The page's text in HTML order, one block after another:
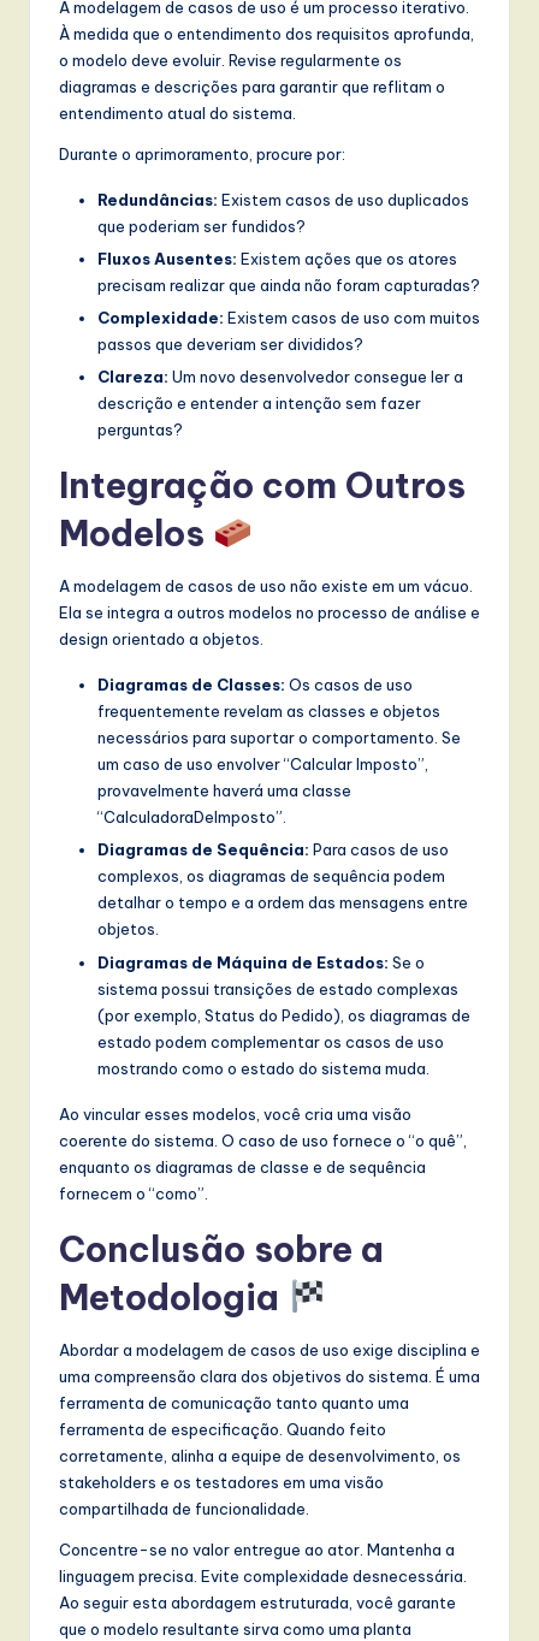
A modelagem de casos de uso é um processo iterativo.
À medida que o entendimento dos requisitos aprofunda,
o modelo deve evoluir. Revise regularmente os
diagramas e descrições para garantir que reflitam o
entendimento atual do sistema.
Durante o aprimoramento, procure por:
Redundâncias: Existem casos de uso duplicados
que poderiam ser fundidos?
Fluxos Ausentes: Existem ações que os atores
precisam realizar que ainda não foram capturadas?
Complexidade: Existem casos de uso com muitos
passos que deveriam ser divididos?
Clareza: Um novo desenvolvedor consegue ler a
descrição e entender a intenção sem fazer
perguntas?
Integração com Outros
Modelos
A modelagem de casos de uso não existe em um vácuo.
Ela se integra a outros modelos no processo de análise e
design orientado a objetos.
Diagramas de Classes: Os casos de uso
frequentemente revelam as classes e objetos
necessários para suportar o comportamento. Se
um caso de uso envolver “Calcular Imposto”,
provavelmente haverá uma classe
“CalculadoraDeImposto”.
Diagramas de Sequência: Para casos de uso
complexos, os diagramas de sequência podem
detalhar o tempo e a ordem das mensagens entre
objetos.
Diagramas de Máquina de Estados: Se o
sistema possui transições de estado complexas
(por exemplo, Status do Pedido), os diagramas de
estado podem complementar os casos de uso
mostrando como o estado do sistema muda.
Ao vincular esses modelos, você cria uma visão
coerente do sistema. O caso de uso fornece o “o quê”,
enquanto os diagramas de classe e de sequência
fornecem o “como”.
Conclusão sobre a
Metodologia
Abordar a modelagem de casos de uso exige disciplina e
uma compreensão clara dos objetivos do sistema. É uma
ferramenta de comunicação tanto quanto uma
ferramenta de especificação. Quando feito
corretamente, alinha a equipe de desenvolvimento, os
stakeholders e os testadores em uma visão
compartilhada de funcionalidade.
Concentre-se no valor entregue ao ator. Mantenha a
linguagem precisa. Evite complexidade desnecessária.
Ao seguir esta abordagem estruturada, você garante
que o modelo resultante sirva como uma planta